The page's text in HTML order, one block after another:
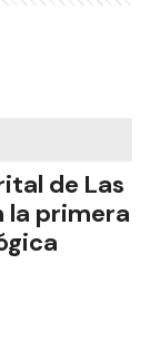
de Las
la primera